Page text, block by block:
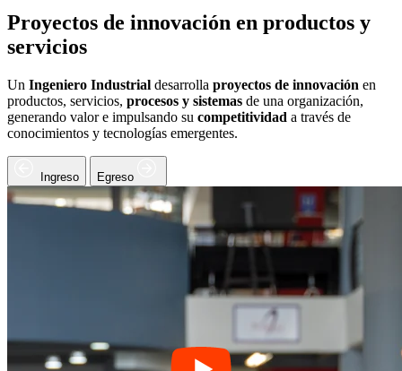
Proyectos de innovación en productos y
servicios
Un Ingeniero Industrial desarrolla proyectos de innovación en
productos, servicios, procesos y sistemas de una organización,
generando valor e impulsando su competitividad a través de
conocimientos y tecnologías emergentes.
Ingreso Egreso